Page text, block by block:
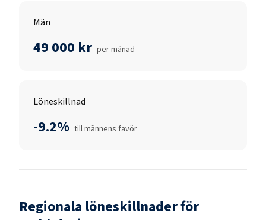
Män
49 000 kr per månad
Löneskillnad
-9.2% till männens favör
Regionala löneskillnader för